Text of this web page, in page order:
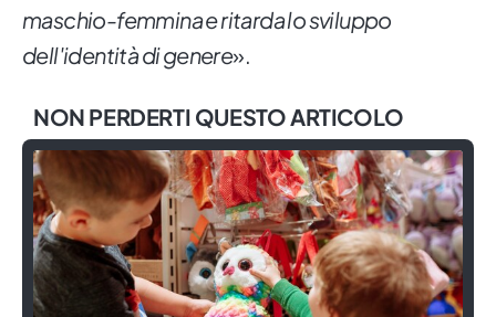
maschio-femmina e ritarda lo sviluppo
dell'identità di genere».
NON PERDERTI QUESTO ARTICOLO